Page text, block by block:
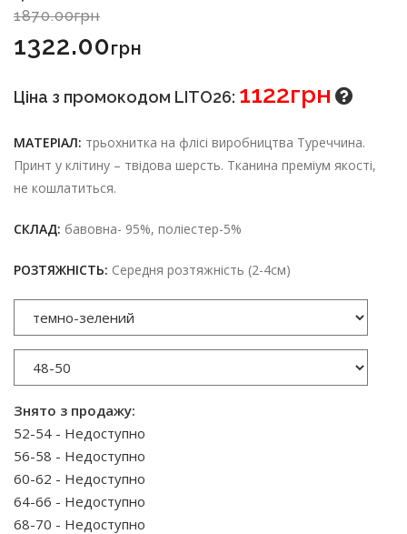
1870.00грн
1322.00Грн
Ціна з промокодом LITO26: 1122грн
МАТЕРІАЛ: трьохнитка на флісі виробництва Туреччина.
Принт у клітину – твідова шерсть. Тканина преміум якості,
не кошлатиться.
СКЛАД: бавовна- 95%, поліестер-5%
РОЗТЯЖНІСТЬ: Середня розтяжність (2-4см)
Знято з продажу:
52-54 - Недоступно
56-58 - Недоступно
60-62 - Недоступно
64-66 - Недоступно
68-70 - Недоступно